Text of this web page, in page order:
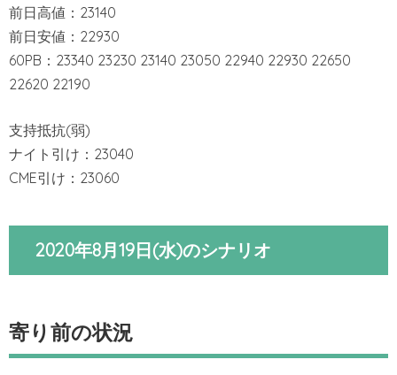
前日高値：23140
前日安値：22930
60PB：23340 23230 23140 23050 22940 22930 22650
22620 22190
支持抵抗(弱)
ナイト引け：23040
CME引け：23060
2020年8月19日(水)のシナリオ
寄り前の状況